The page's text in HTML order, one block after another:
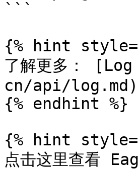
```
{% hint
了解更多：
cn/api/log.md)
{% endhint %}
{% hint
点击这里查看